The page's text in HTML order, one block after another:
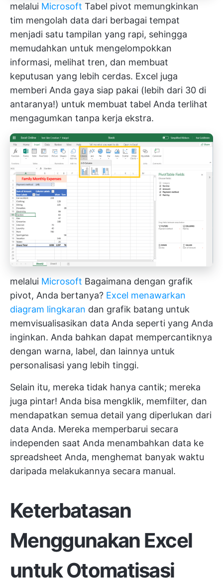
melalui Microsoft Tabel pivot memungkinkan
tim mengolah data dari berbagai tempat
menjadi satu tampilan yang rapi, sehingga
memudahkan untuk mengelompokkan
informasi, melihat tren, dan membuat
keputusan yang lebih cerdas. Excel juga
memberi Anda gaya siap pakai (lebih dari 30 di
antaranya!) untuk membuat tabel Anda terlihat
mengagumkan tanpa kerja ekstra.
melalui Microsoft Bagaimana dengan grafik
pivot, Anda bertanya? Excel menawarkan
diagram lingkaran dan grafik batang untuk
memvisualisasikan data Anda seperti yang Anda
inginkan. Anda bahkan dapat mempercantiknya
dengan warna, label, dan lainnya untuk
personalisasi yang lebih tinggi.
Selain itu, mereka tidak hanya cantik; mereka
juga pintar! Anda bisa mengklik, memfilter, dan
mendapatkan semua detail yang diperlukan dari
data Anda. Mereka memperbarui secara
independen saat Anda menambahkan data ke
spreadsheet Anda, menghemat banyak waktu
daripada melakukannya secara manual.
Keterbatasan
Menggunakan Excel
untuk Otomatisasi